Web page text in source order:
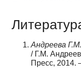
Андреева Г.М.
/ Г.М.
Пресс, 2014.